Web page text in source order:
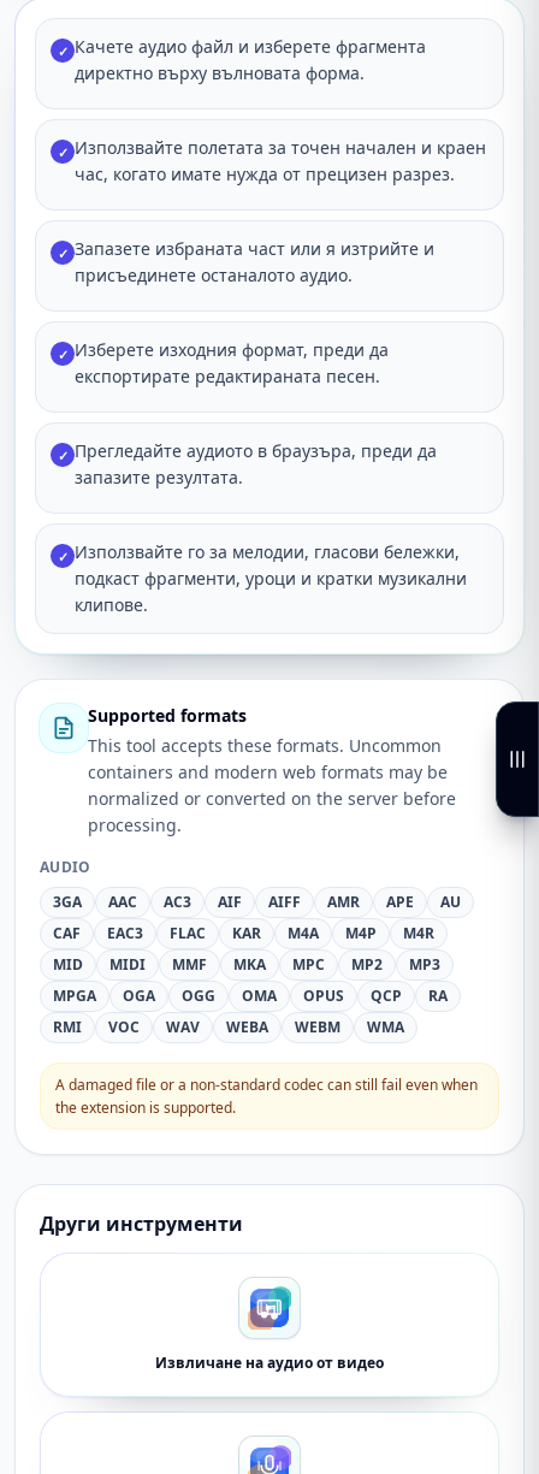
✓ Качете аудио файл и изберете фрагмента
директно върху вълновата форма.
✓ Използвайте полетата за точен начален и краен
час, когато имате нужда от прецизен разрез.
✓ Запазете избраната част или я изтрийте и
присъединете останалото аудио.
✓ Изберете изходния формат, преди да
експортирате редактираната песен.
✓ Прегледайте аудиото в браузъра, преди да
запазите резултата.
✓ Използвайте го за мелодии, гласови бележки,
подкаст фрагменти, уроци и кратки музикални
клипове.
Supported formats
This tool accepts these formats. Uncommon
containers and modern web formats may be
normalized or converted on the server before
processing.
AUDIO
3GA
AAC AC3 AIF AIFF AMR APE
AU
CAF
EAC3 FLAC KAR M4A M4P
M4R
MID
MIDI MMF MKA MPC MP2
MP3
MPGA
OGA OGG OMA OPUS QCP
RA
RMI
VOC WAV WEBA WEBM WMA
A damaged file or a non-standard codec can still fail even when
the extension is supported.
Други инструменти
Извличане на аудио от видео